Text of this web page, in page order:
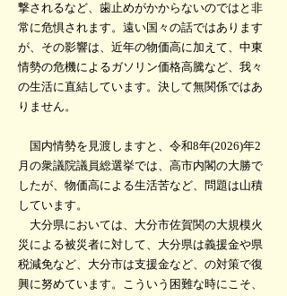
撃されるなど、歯止めがかからないのではと非
常に危惧されます。遠い国々の話ではあります
が、その影響は、近年の物価高に加えて、中東
情勢の危機によるガソリン価格高騰など、我々
の生活に直結しています。決して無関係ではあ
りません。
国内情勢を見渡しますと、令和8年(2026)年2
月の衆議院議員総選挙では、高市内閣の大勝で
したが、物価高による生活苦など、問題は山積
しています。
大分県においては、大分市佐賀関の大規模火
災による被災者に対して、大分県は義援金や県
税減免など、大分市は支援金など、の対策で復
興に努めています。こういう困難な時にこそ、